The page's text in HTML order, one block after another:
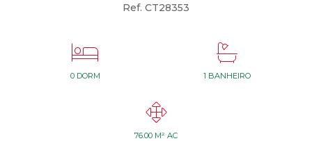
Ref. CT28353

0 DORM

1 BANHEIRO

76.00 M² AC